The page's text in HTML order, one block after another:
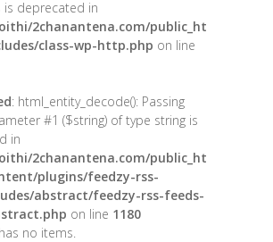
is deprecated in
2chanantena.com/public_ht
class-wp-http.php on line
: html_entity_decode(): Passing
#1 ($string) of type string is
in
2chanantena.com/public_ht
plugins/feedzy-rss-
abstract/feedzy-rss-feeds-
on line 1180
no items.